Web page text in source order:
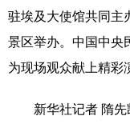
地方频道
北京
辽宁
驻埃及大使馆共同主
景区举办。中国中央
为现场观众献上精彩
新华社记者 隋先